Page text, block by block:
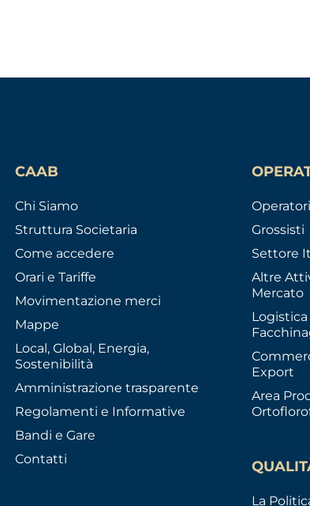
CAAB
Chi Siamo
Struttura Societaria
Come accedere
Orari e Tariffe
Movimentazione merci
Mappe
Local, Global, Energia,
Sostenibilità
Amministrazione trasparente
Regolamenti e Informative
Bandi e Gare
Contatti
Grossisti
Settore
Altre
Mercato
Export
Area
La